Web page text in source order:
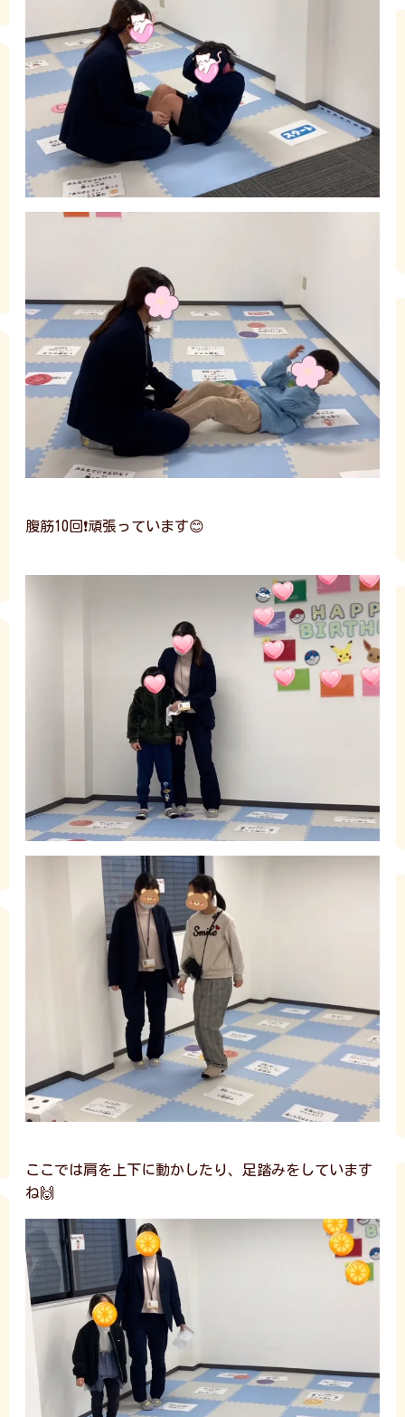
腹筋10回❗頑張っています😊
ここでは肩を上下に動かしたり、足踏みをしています
ね🙌